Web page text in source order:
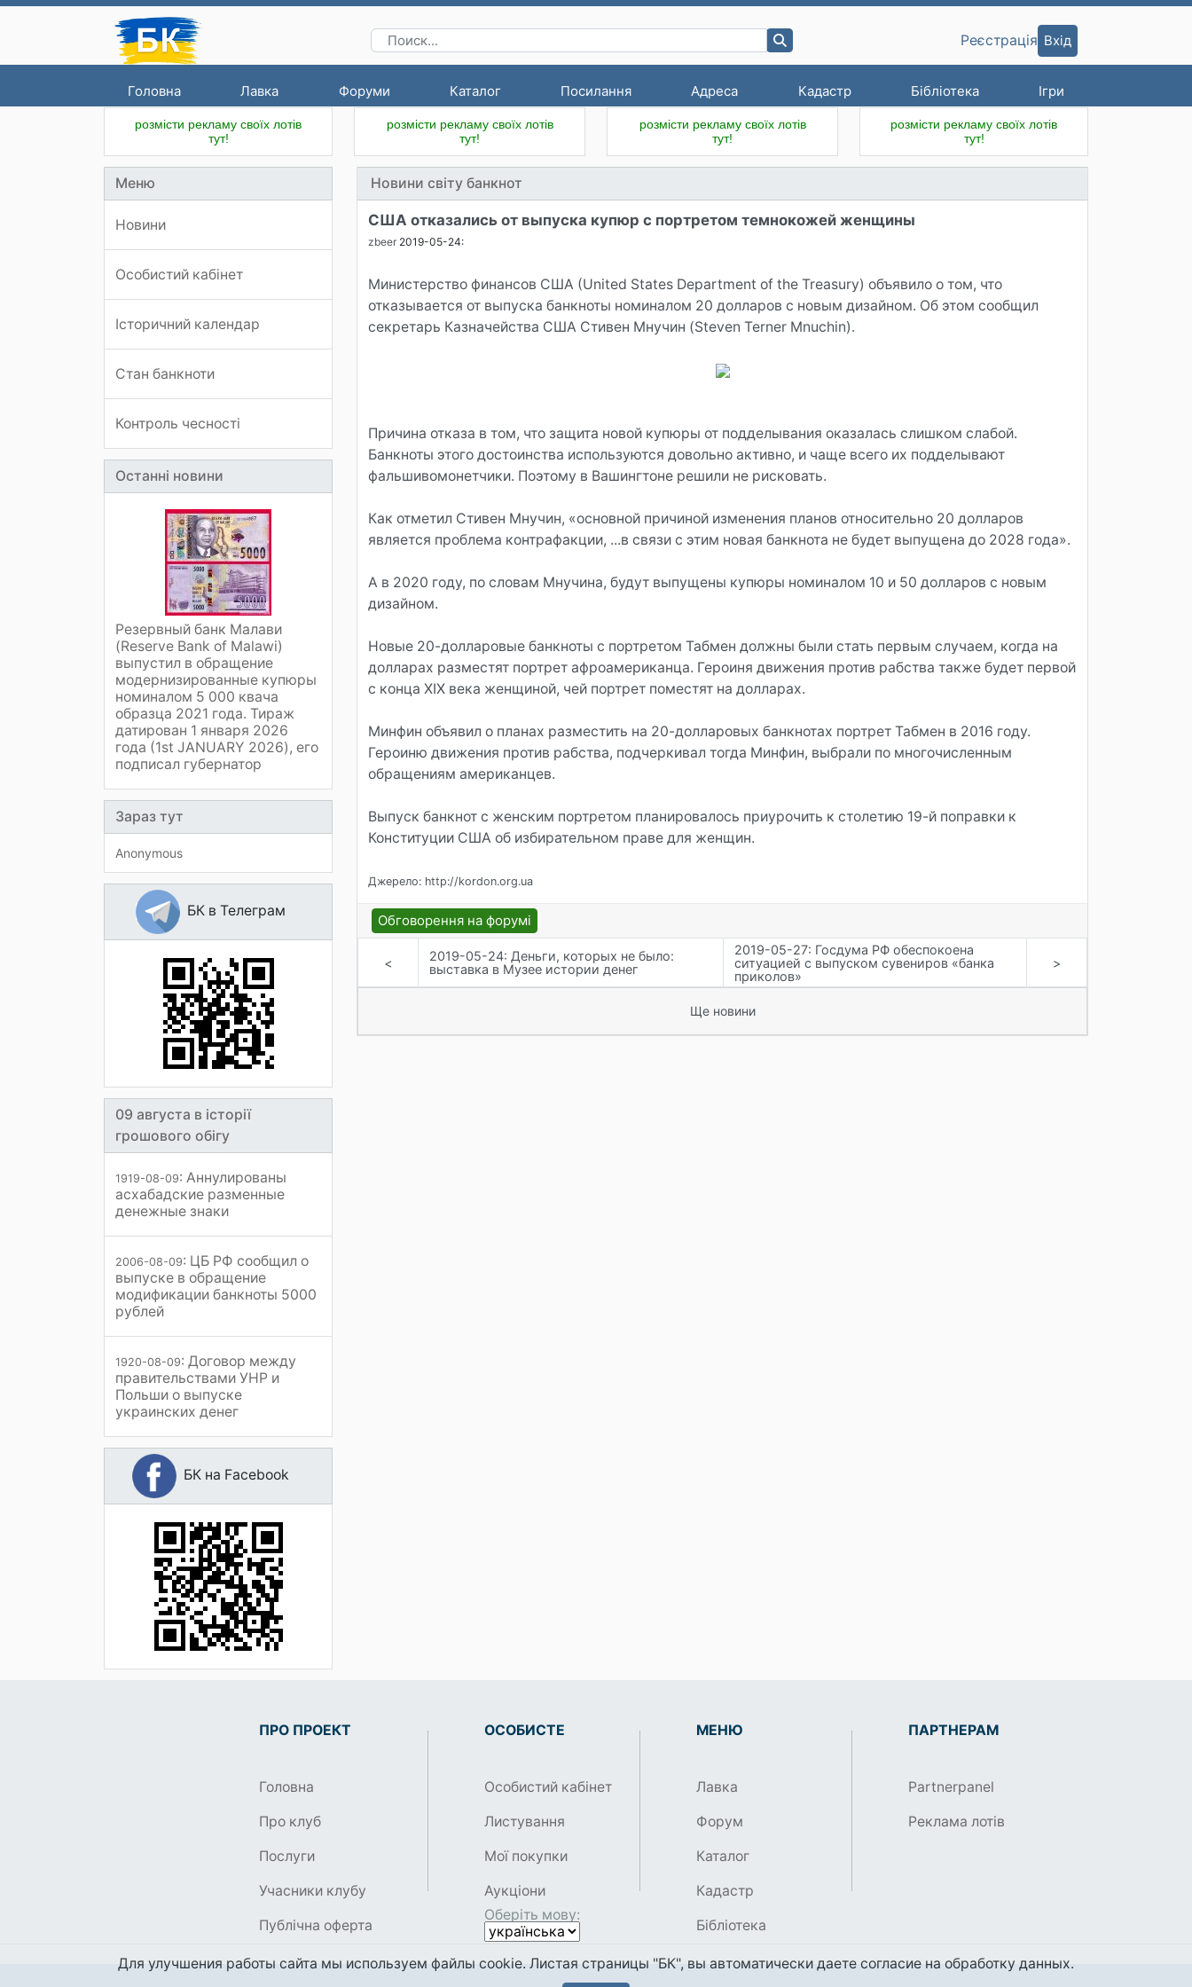
Головна Лавка Форуми Каталог Посилання Адреса Кадастр Бібліотека Ігри
Реєстрація Вхід
розмісти рекламу своїх лотів
тут!
розмісти рекламу своїх лотів
тут!
розмісти рекламу своїх лотів
тут!
розмісти рекламу своїх лотів
тут!
Меню
Новини
Особистий кабінет
Історичний календар
Стан банкноти
Контроль чесності
Останні новини
Резервный банк Малави
(Reserve Bank of Malawi)
выпустил в обращение
модернизированные купюры
номиналом 5 000 квача
образца 2021 года. Тираж
датирован 1 января 2026
года (1st JANUARY 2026), его
подписал губернатор
Зараз тут
Anonymous
БК в Телеграм
09 августа в історії
грошового обігу
1919-08-09: Аннулированы
асхабадские разменные
денежные знаки
2006-08-09: ЦБ РФ сообщил о
выпуске в обращение
модификации банкноты 5000
рублей
1920-08-09: Договор между
правительствами УНР и
Польши о выпуске
украинских денег
БК на Facebook
Новини світу банкнот
США отказались от выпуска купюр с портретом темнокожей женщины
zbeer 2019-05-24:
Министерство финансов США (United States Department of the Treasury) объявило о том, что
отказывается от выпуска банкноты номиналом 20 долларов с новым дизайном. Об этом сообщил
секретарь Казначейства США Стивен Мнучин (Steven Terner Mnuchin).
Причина отказа в том, что защита новой купюры от подделывания оказалась слишком слабой.
Банкноты этого достоинства используются довольно активно, и чаще всего их подделывают
фальшивомонетчики. Поэтому в Вашингтоне решили не рисковать.
Как отметил Стивен Мнучин, «основной причиной изменения планов относительно 20 долларов
является проблема контрафакции, ...в связи с этим новая банкнота не будет выпущена до 2028 года».
А в 2020 году, по словам Мнучина, будут выпущены купюры номиналом 10 и 50 долларов с новым
дизайном.
Новые 20-долларовые банкноты с портретом Табмен должны были стать первым случаем, когда на
долларах разместят портрет афроамериканца. Героиня движения против рабства также будет первой
с конца XIX века женщиной, чей портрет поместят на долларах.
Минфин объявил о планах разместить на 20-долларовых банкнотах портрет Табмен в 2016 году.
Героиню движения против рабства, подчеркивал тогда Минфин, выбрали по многочисленным
обращениям американцев.
Выпуск банкнот с женским портретом планировалось приурочить к столетию 19-й поправки к
Конституции США об избирательном праве для женщин.
Джерело: http://kordon.org.ua
Обговорення на форумі
<
2019-05-24: Деньги, которых не было:
выставка в Музее истории денег
2019-05-27: Госдума РФ обеспокоена
ситуацией с выпуском сувениров «банка
приколов»
>
Ще новини
ПРО ПРОЕКТ
Головна
Про клуб
Послуги
Учасники клубу
Публічна оферта
ОСОБИСТЕ
Особистий кабінет
Листування
Мої покупки
Аукціони
Оберіть мову:
МЕНЮ
Лавка
Форум
Каталог
Кадастр
Бібліотека
ПАРТНЕРАМ
Partnerpanel
Реклама лотів
Для улучшения работы сайта мы используем файлы cookie. Листая страницы "БК", вы автоматически даете согласие на обработку данных.